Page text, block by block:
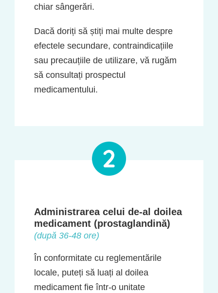
chiar sângerări.
Dacă doriți să știți mai multe despre
efectele secundare, contraindicațiile
sau precauțiile de utilizare, vă rugăm
să consultați prospectul
medicamentului.
Administrarea celui de-al doilea
medicament (prostaglandină)
(după 36-48 ore)
În conformitate cu reglementările
locale, puteți să luați al doilea
medicament fie într-o unitate